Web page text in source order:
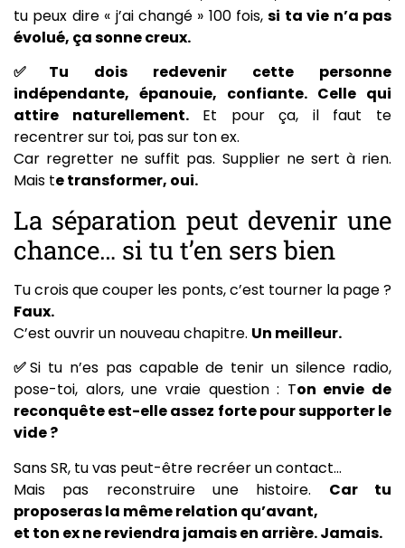
tu peux dire « j’ai changé » 100 fois,si ta vie n’a pas
évolué, ça sonne creux.
✅Tu dois redevenir cette personne
indépendante, épanouie, confiante. Celle qui
attire naturellement.Et pour ça, il faut te
recentrer sur toi, pas sur ton ex.
Car regretter ne suffit pas. Supplier ne sert à rien.
Mais te transformer, oui.
La séparation peut devenir une
chance… si tu t’en sers bien
Tu crois que couper les ponts, c’est tourner la page ?
Faux.
C’est ouvrir un nouveau chapitre. Un meilleur.
✅Si tu n’es pas capable de tenir un silence radio,
pose-toi, alors, une vraie question : Ton envie de
reconquête est-elle assez forte pour supporter le
vide ?
Sans SR, tu vas peut-être recréer un contact…
Mais pas reconstruire une histoire. Car tu
proposeras la même relation qu’avant,
et ton ex ne reviendra jamais en arrière. Jamais.